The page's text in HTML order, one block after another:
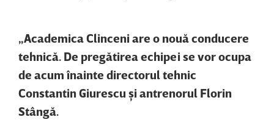
„Academica Clinceni are o nouă conducere
tehnică. De pregătirea echipei se vor ocupa
de acum înainte directorul tehnic
Constantin Giurescu şi antrenorul Florin
Stângă.